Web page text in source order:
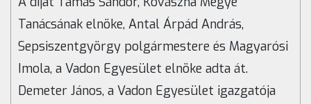
Tanácsának elnöke, Antal Árpád András,
Sepsiszentgyörgy polgármestere és Magyarósi
Imola, a Vadon Egyesület elnöke adta át.
Demeter János, a Vadon Egyesület igazgatója